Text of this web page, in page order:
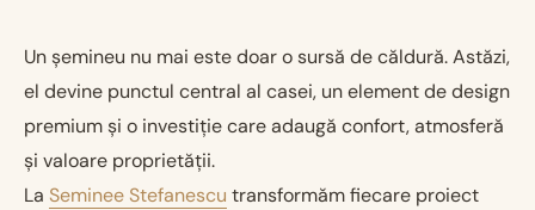
Un șemineu nu mai este doar o sursă de căldură. Astăzi,
el devine punctul central al casei, un element de design
premium și o investiție care adaugă confort, atmosferă
și valoare proprietății.
La Seminee Stefanescu transformăm fiecare proiect